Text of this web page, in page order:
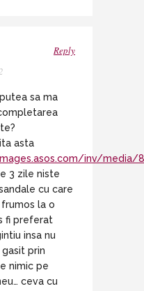
Reply
sa ma
asta
inv/
3 zile niste
cu care
la o
fi preferat
insa nu
prin
nimic pe
ceva cu